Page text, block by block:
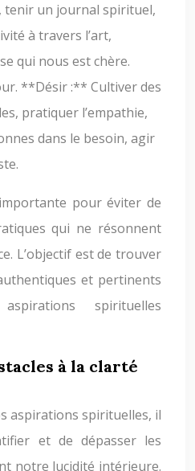
tenir un journal spirituel,
à travers l’art,
qui nous est chère.
**Désir :** Cultiver des
pratiquer l’empathie,
dans le besoin, agir
pour éviter de
qui ne résonnent
L’objectif est de trouver
et pertinents
spirituelles
à la clarté
aspirations spirituelles, il
et de dépasser les
notre lucidité intérieure.